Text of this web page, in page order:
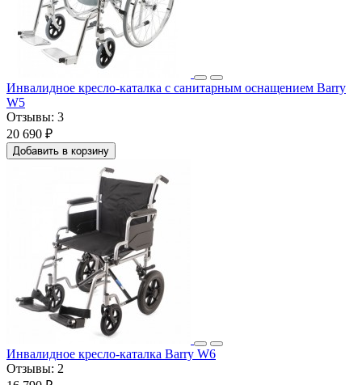
Инвалидное кресло-каталка с санитарным оснащением Barry
W5
Отзывы: 3
20 690 ₽
Добавить в корзину
Инвалидное кресло-каталка Barry W6
Отзывы: 2